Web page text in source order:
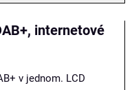
internetové
v jednom. LCD